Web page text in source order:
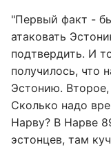
"Первый факт -
атаковать
подтвердить. И
получилось, что
Эстонию.
Сколько надо
Нарву? В Нарве
эстонцев, там